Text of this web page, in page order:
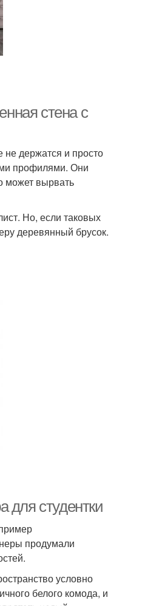
стена с
не держатся и просто
профилями. Они
может вырвать
Но, если таковых
деревянный брусок.
для студентки
продумали
условно
белого комода, и